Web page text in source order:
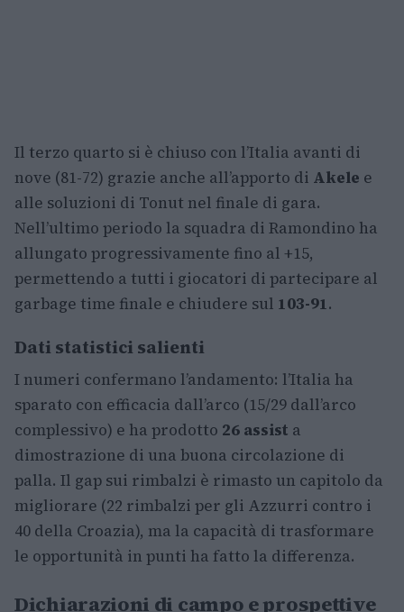
Il terzo quarto si è chiuso con l’Italia avanti di
nove (81-72) grazie anche all’apporto di Akele e
alle soluzioni di Tonut nel finale di gara.
Nell’ultimo periodo la squadra di Ramondino ha
allungato progressivamente fino al +15,
permettendo a tutti i giocatori di partecipare al
garbage time finale e chiudere sul 103-91.
Dati statistici salienti
I numeri confermano l’andamento: l’Italia ha
sparato con efficacia dall’arco (15/29 dall’arco
complessivo) e ha prodotto 26 assist a
dimostrazione di una buona circolazione di
palla. Il gap sui rimbalzi è rimasto un capitolo da
migliorare (22 rimbalzi per gli Azzurri contro i
40 della Croazia), ma la capacità di trasformare
le opportunità in punti ha fatto la differenza.
Dichiarazioni di campo e prospettive